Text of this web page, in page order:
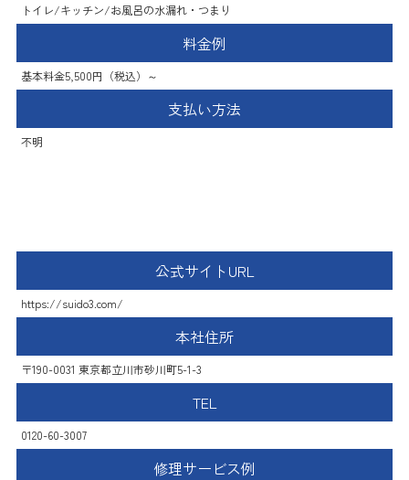
トイレ/キッチン/お風呂の水漏れ・つまり
料金例
基本料金5,500円（税込）～
支払い方法
不明
公式サイトURL
https://suido3.com/
本社住所
〒190-0031 東京都立川市砂川町5-1-3
TEL
0120-60-3007
修理サービス例